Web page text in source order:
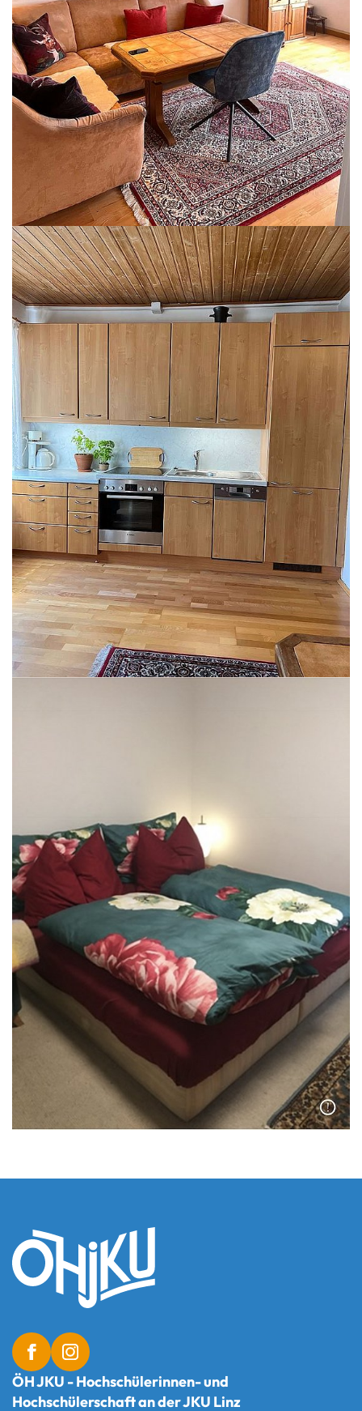
ÖH JKU - Hochschülerinnen- und
Hochschülerschaft an der JKU Linz